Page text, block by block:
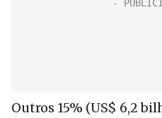
Outros 15% (US$ 6,2